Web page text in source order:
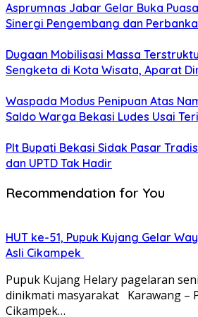
Asprumnas Jabar Gelar Buka
Sinergi Pengembang dan
Dugaan Mobilisasi Massa
Sengketa di Kota Wisata, Aparat
Waspada Modus Penipuan Atas
Saldo Warga Bekasi Ludes Usai
Plt Bupati Bekasi Sidak Pasar
dan UPTD Tak Hadir
Recommendation for You
HUT ke-51, Pupuk Kujang Gelar
Asli Cikampek
Pupuk Kujang Helary pagelaran
dinikmati masyarakat Karawang –
Cikampek…